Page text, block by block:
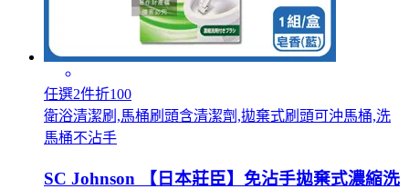
任選2件折100
衛浴清潔刷,馬桶刷頭含清潔劑,拋棄式刷頭可沖馬桶,洗
馬桶不沾手
SC Johnson 【日本莊臣】免沾手拋棄式濃縮洗